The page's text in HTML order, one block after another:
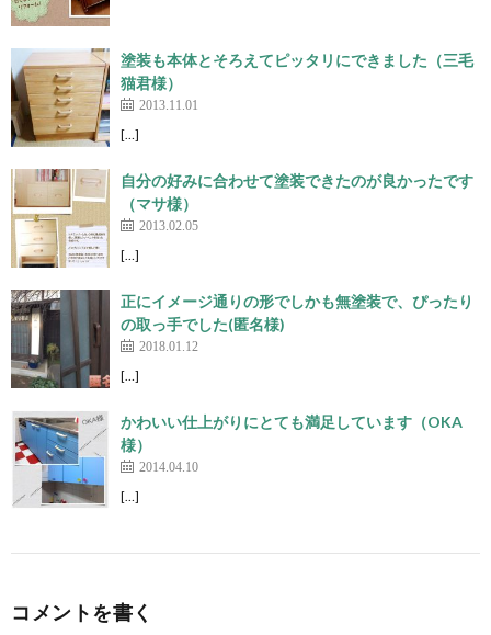
塗装も本体とそろえてピッタリにできました（三毛
猫君様）
2013.11.01
[…]
自分の好みに合わせて塗装できたのが良かったです
（マサ様）
2013.02.05
[…]
正にイメージ通りの形でしかも無塗装で、ぴったり
の取っ手でした(匿名様)
2018.01.12
[…]
かわいい仕上がりにとても満足しています（OKA
様）
2014.04.10
[…]
コメントを書く